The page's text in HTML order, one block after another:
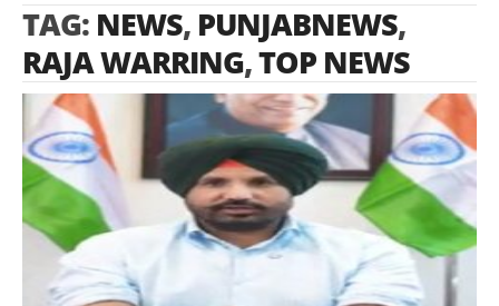
TAG: NEWS, PUNJABNEWS,
RAJA WARRING,TOP NEWS